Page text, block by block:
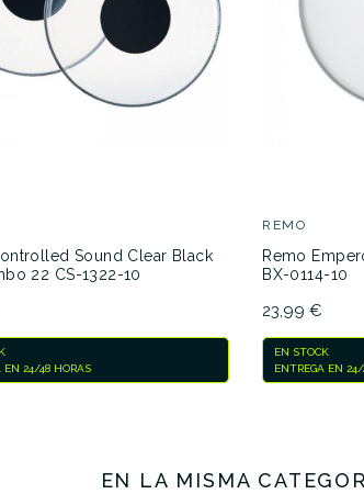
Sound Clear Black
22 CS-1322-10
EN 24/48 HORAS
REMO
Remo
BX-0114-10
23,99 €
EN STOCK
ENTREGA EN
EN LA MISMA